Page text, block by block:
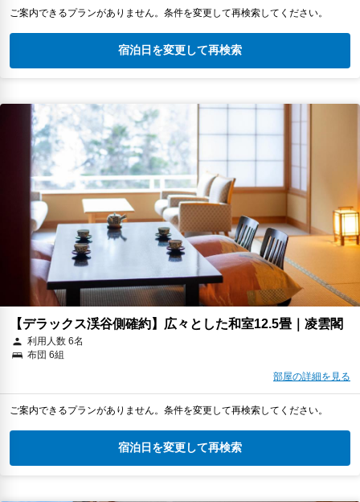
ご案内できるプランがありません。条件を変更して再検索してください。
宿泊日を変更して再検索
【デラックス渓谷側確約】広々とした和室12.5畳｜凌雲閣
利用人数 6名
布団 6組
部屋の詳細を見る
ご案内できるプランがありません。条件を変更して再検索してください。
宿泊日を変更して再検索